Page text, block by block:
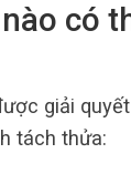
có
giải
tách thửa: